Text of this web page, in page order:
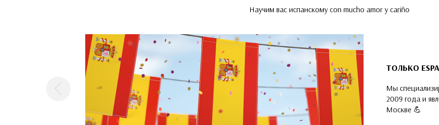
Научим вас испанскому con mucho amor y cariño
ТОЛЬКО
Мы
2009 года и
Москве 💪
Предыдущая